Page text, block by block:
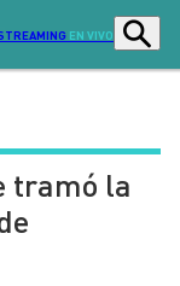
EN VIVO
Programas
tramó la